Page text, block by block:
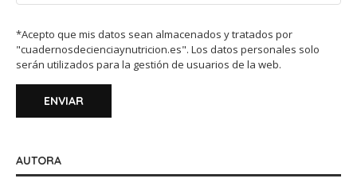
*Acepto que mis datos sean almacenados y tratados por
"cuadernosdecienciaynutricion.es". Los datos personales solo
serán utilizados para la gestión de usuarios de la web.
AUTORA